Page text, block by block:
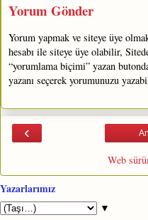
Yorum Gönder
Yorum yapmak ve siteye üye
hesabı ile siteye üye olabilir,
“yorumlama biçimi” yazan
yazanı seçerek yorumunuzu
‹
Web
Yazarlarımız
▼